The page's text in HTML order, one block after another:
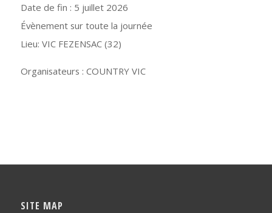
Date de fin : 5 juillet 2026
Évènement sur toute la journée
Lieu: VIC FEZENSAC (32)
Organisateurs : COUNTRY VIC
SITE MAP